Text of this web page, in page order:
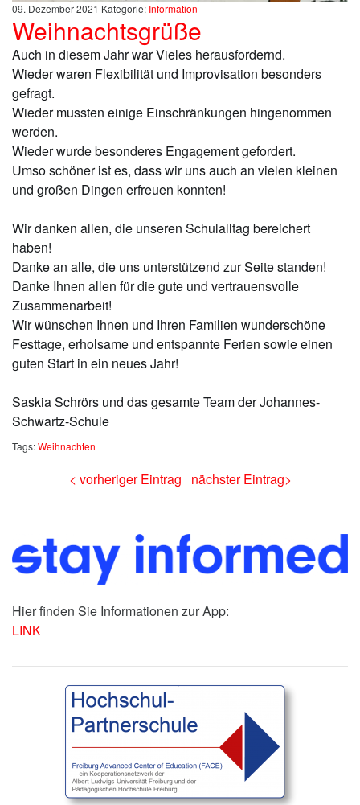
09. Dezember 2021 Kategorie: Information
Weihnachtsgrüße
Auch in diesem Jahr war Vieles herausfordernd.
Wieder waren Flexibilität und Improvisation besonders
gefragt.
Wieder mussten einige Einschränkungen hingenommen
werden.
Wieder wurde besonderes Engagement gefordert.
Umso schöner ist es, dass wir uns auch an vielen kleinen
und großen Dingen erfreuen konnten!
Wir danken allen, die unseren Schulalltag bereichert
haben!
Danke an alle, die uns unterstützend zur Seite standen!
Danke Ihnen allen für die gute und vertrauensvolle
Zusammenarbeit!
Wir wünschen Ihnen und Ihren Familien wunderschöne
Festtage, erholsame und entspannte Ferien sowie einen
guten Start in ein neues Jahr!
Saskia Schrörs und das gesamte Team der Johannes-
Schwartz-Schule
Tags:Weihnachten
< vorheriger Eintrag nächster Eintrag>
Hier finden Sie Informationen zur App:
LINK